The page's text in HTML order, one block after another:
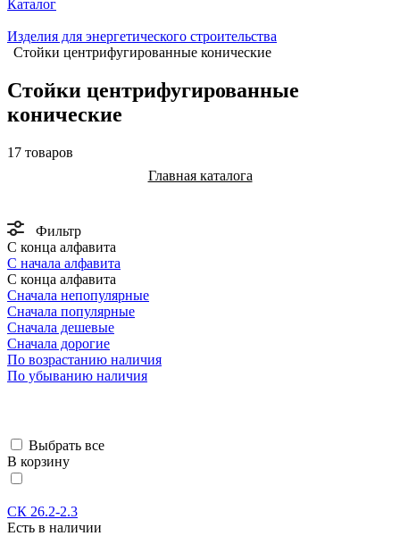
Каталог
Изделия для энергетического строительства
Стойки центрифугированные конические
Стойки центрифугированные
конические
17 товаров
Главная каталога
Фильтр
С конца алфавита
С начала алфавита
С конца алфавита
Сначала непопулярные
Сначала популярные
Сначала дешевые
Сначала дорогие
По возрастанию наличия
По убыванию наличия
Выбрать все
В корзину
СК 26.2-2.3
Есть в наличии